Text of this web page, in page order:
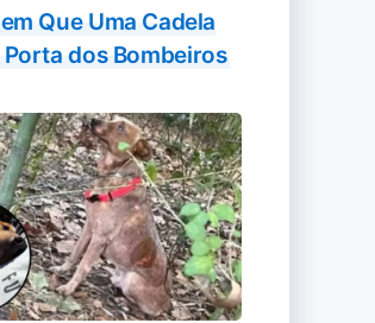
Que Uma Cadela
Porta dos Bombeiros